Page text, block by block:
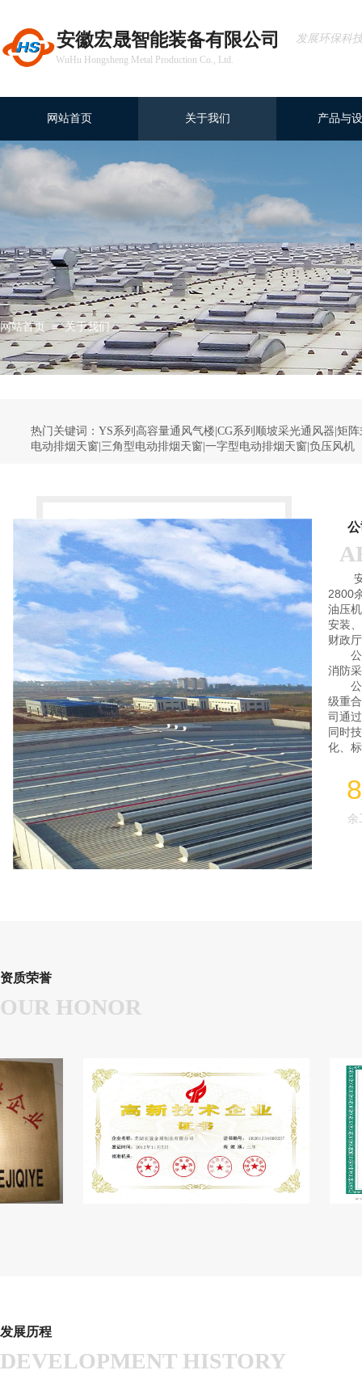
安徽宏晟智能装备有限公司
WuHu Hongsheng Metal Production Co., Ltd.
发展环保科
网站首页 关于我们 产品与
网站首页 ≡ 关于我们
热门关键词： YS系列高容量通风气楼|CG系列顺坡采光通风器|矩
电动排烟天窗|三角型电动排烟天窗|一字型电动排烟天窗|负压风机
2800
油压
安装
财政
公司
消防
公司
级重
司通
同时
化、
余
资质荣誉
OUR HONOR
DEVELOPMENT HISTORY
发展历程